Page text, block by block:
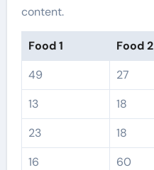
content.
Food 1 Food 2
49
27
13
18
23
18
16
60